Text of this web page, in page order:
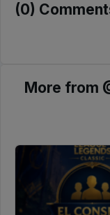
(0)
More from